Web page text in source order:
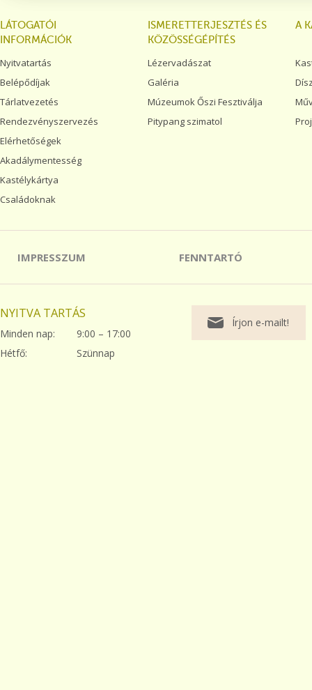
LÁTOGATÓI
INFORMÁCIÓK
Nyitvatartás
Belépődíjak
Tárlatvezetés
Rendezvényszervezés
Elérhetőségek
Akadálymentesség
Kastélykártya
Családoknak
ISMERETTERJESZTÉS ÉS
KÖZÖSSÉGÉPÍTÉS
Lézervadászat
Galéria
Múzeumok Őszi Fesztiválja
Pitypang szimatol
A
IMPRESSZUM FENNTARTÓ
NYITVA TARTÁS
Minden nap:
9:00 – 17:00
Hétfő:
Szünnap
Írjon e-mailt!